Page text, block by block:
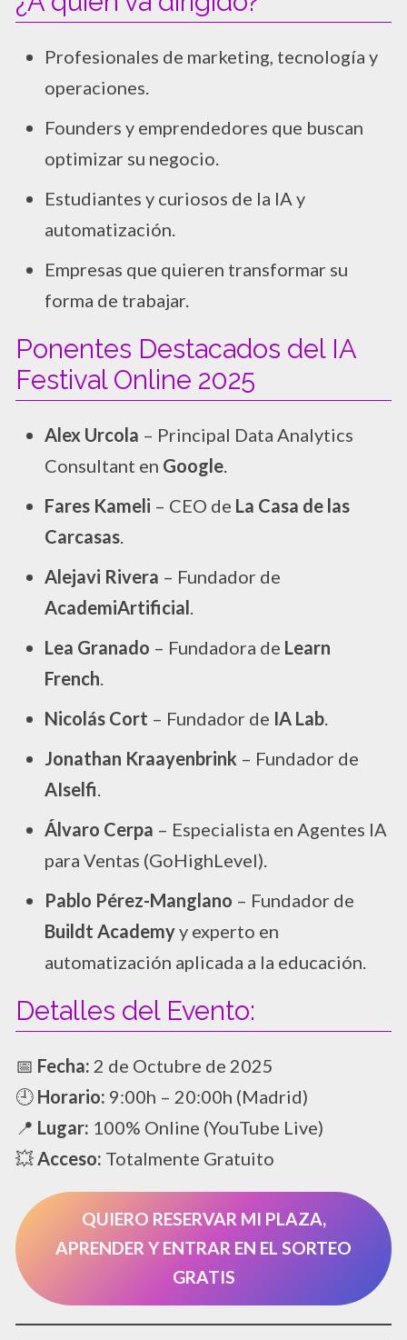
Profesionales de marketing, tecnología y
operaciones.
Founders y emprendedores que buscan
optimizar su negocio.
Estudiantes y curiosos de la IA y
automatización.
Empresas que quieren transformar su
forma de trabajar.
Ponentes Destacados del IA
Festival Online 2025
Alex Urcola – Principal Data Analytics
Consultant en Google
Fares Kameli – CEO de La Casa de las
Carcasas
Alejavi Rivera – Fundador de
AcademiArtificial
Lea Granado – Fundadora de Learn
French
Nicolás Cort – Fundador de IA Lab
Jonathan Kraayenbrink – Fundador de
AIselfi
Álvaro Cerpa – Especialista en Agentes IA
para Ventas (GoHighLevel).
Pablo Pérez-Manglano – Fundador de
Buildt Academyy experto en
automatización aplicada a la educación.
Detalles del Evento:
📅 Fecha: 2 de Octubre de 2025
🕘 Horario: 9:00h – 20:00h (Madrid)
📍 Lugar: 100% Online (YouTube Live)
💥 Acceso: Totalmente Gratuito
QUIERO RESERVAR MI PLAZA,
APRENDER Y ENTRAR EN EL SORTEO
GRATIS